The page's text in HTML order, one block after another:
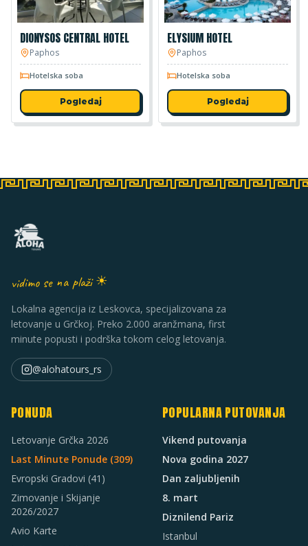
DIONYSOS CENTRAL HOTEL
Paphos
Hotelska soba
Pogledaj
ELYSIUM HOTEL
Paphos
Hotelska soba
Pogledaj
vidimo se na plaži ☀
Lokalna agencija iz Leskovca, specijalizovana za
letovanje u Grčkoj. Preko 2.000 aranžmana, first
minute popusti i podrška tokom celog letovanja.
@alohatours_rs
PONUDA
Letovanje Grčka 2026
Last Minute Ponude (309)
Evropski Gradovi (41)
Zimovanje i Skijanje
2026/2027
Avio Karte
POPULARNA PUTOVANJA
Vikend putovanja
Nova godina 2027
Dan zaljubljenih
8. mart
Diznilend Pariz
Istanbul